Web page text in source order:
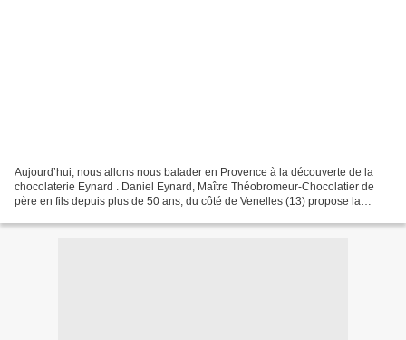
Aujourd’hui, nous allons nous balader en Provence à la découverte de la
chocolaterie Eynard . Daniel Eynard, Maître Théobromeur-Chocolatier de
père en fils depuis plus de 50 ans, du côté de Venelles (13) propose la